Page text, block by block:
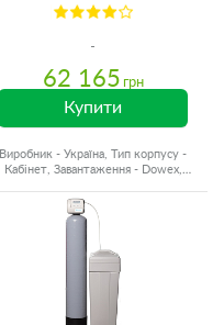
62 165 грн
Купити
Виробник - Україна, Тип корпусу -
Кабінет, Завантаження - Dowex,